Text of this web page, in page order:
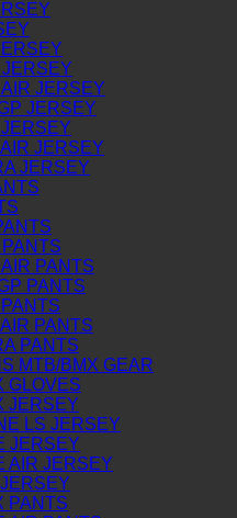
JERSEY
JERSEY
JERSEY
JERSEY
PANTS
PANTS
PANTS
PANTS
MTB/BMX GEAR
GLOVES
JERSEY
LS JERSEY
JERSEY
AIR JERSEY
PANTS